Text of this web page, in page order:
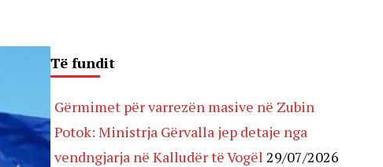
Të fundit
Gërmimet për varrezën masive në Zubin
Potok: Ministrja Gërvalla jep detaje nga
vendngjarja në Kalludër të Vogël 29/07/2026